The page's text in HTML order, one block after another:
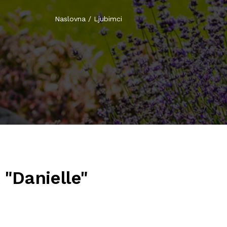
Naslovna / Ljubimci
"Danielle"